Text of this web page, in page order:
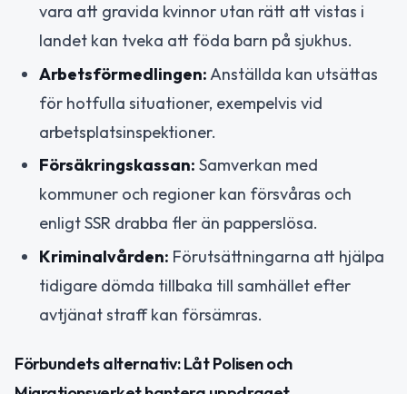
vara att gravida kvinnor utan rätt att vistas i
landet kan tveka att föda barn på sjukhus.
Arbetsförmedlingen: Anställda kan utsättas
för hotfulla situationer, exempelvis vid
arbetsplatsinspektioner.
Försäkringskassan: Samverkan med
kommuner och regioner kan försvåras och
enligt SSR drabba fler än papperslösa.
Kriminalvården: Förutsättningarna att hjälpa
tidigare dömda tillbaka till samhället efter
avtjänat straff kan försämras.
Förbundets alternativ: Låt Polisen och